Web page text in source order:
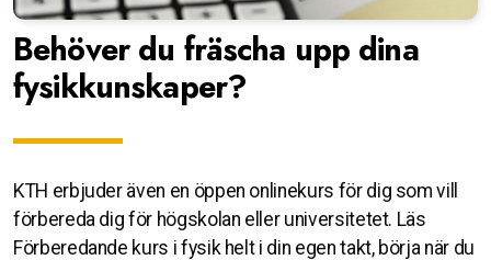
Behöver du fräscha upp dina
fysikkunskaper?
KTH erbjuder även en öppen onlinekurs för dig som vill
förbereda dig för högskolan eller universitetet. Läs
Förberedande kurs i fysik helt i din egen takt, börja när du